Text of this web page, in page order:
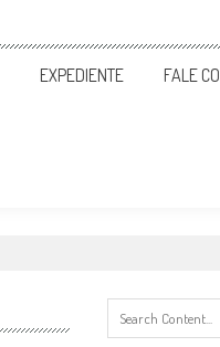
EXPEDIENTE FALE